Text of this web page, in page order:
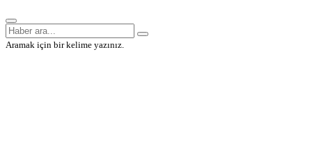
Aramak için bir kelime yazınız.